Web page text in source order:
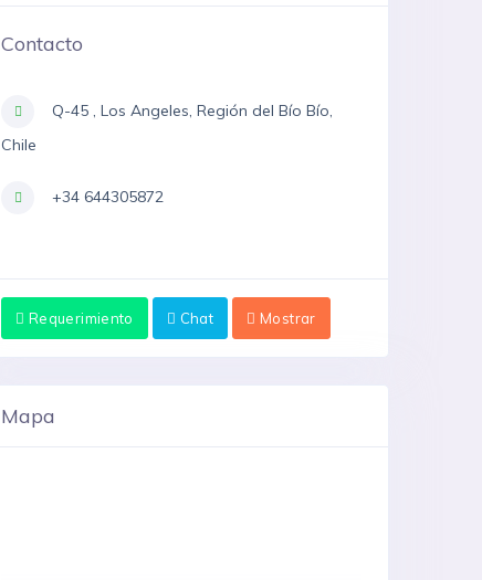
Contacto
Q-45 , Los Angeles, Región del Bío Bío,
Chile
+34 644305872
Requerimiento Chat Mostrar
Mapa